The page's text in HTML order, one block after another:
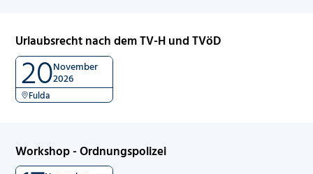
Urlaubsrecht nach dem TV-H und TVöD
20November
2026
Fulda
Workshop - Ordnungspolizei